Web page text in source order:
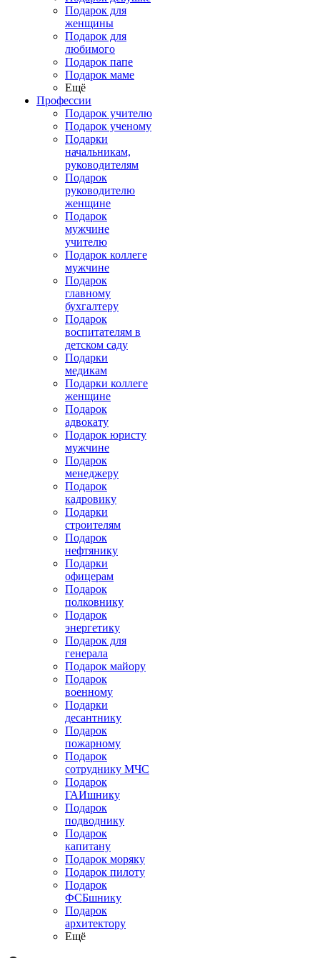
Подарок для
женщины
Подарок для
любимого
Подарок папе
Подарок маме
Ещё
Профессии
Подарок учителю
Подарок ученому
Подарки
начальникам,
руководителям
Подарок
руководителю
женщине
Подарок
мужчине
учителю
Подарок коллеге
мужчине
Подарок
главному
бухгалтеру
Подарок
воспитателям в
детском саду
Подарки
медикам
Подарки коллеге
женщине
Подарок
адвокату
Подарок юристу
мужчине
Подарок
менеджеру
Подарок
кадровику
Подарки
строителям
Подарок
нефтянику
Подарки
офицерам
Подарок
полковнику
Подарок
энергетику
Подарок для
генерала
Подарок майору
Подарок
военному
Подарки
десантнику
Подарок
пожарному
Подарок
сотруднику МЧС
Подарок
ГАИшнику
Подарок
подводнику
Подарок
капитану
Подарок моряку
Подарок пилоту
Подарок
ФСБшнику
Подарок
архитектору
Ещё